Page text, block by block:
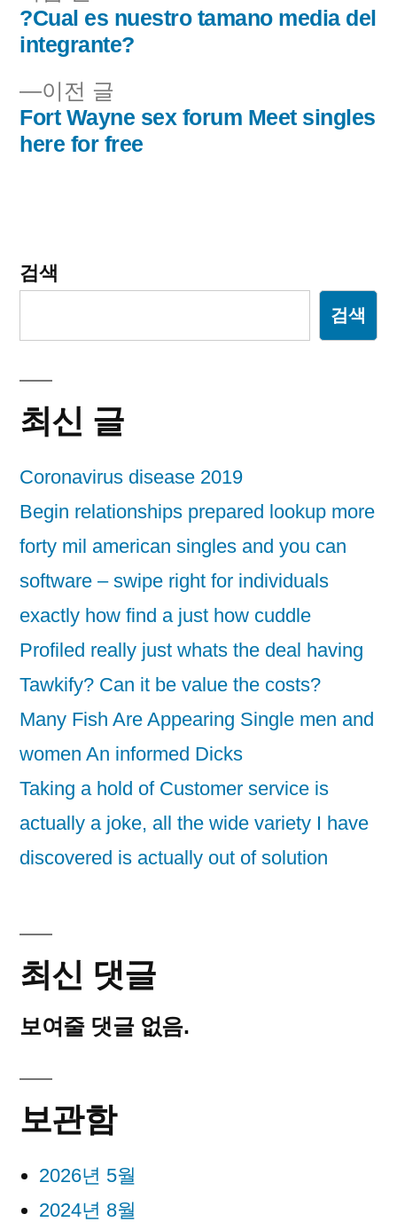
글
비
게
이전 글
전
글:
Fort Wayne sex forum Meet singles
here for free
음
글:
?Cual es nuestro tamano media del
integrante?
검색
검색
최신 글
Coronavirus disease 2019
Begin relationships prepared lookup more
forty mil american singles and you can
software – swipe right for individuals
exactly how find a just how cuddle
Profiled really just whats the deal having
Tawkify? Can it be value the costs?
Many Fish Are Appearing Single men and
women An informed Dicks
Taking a hold of Customer service is
actually a joke, all the wide variety I have
discovered is actually out of solution
최신 댓글
보여줄 댓글 없음.
보관함
2026년 5월
2024년 8월